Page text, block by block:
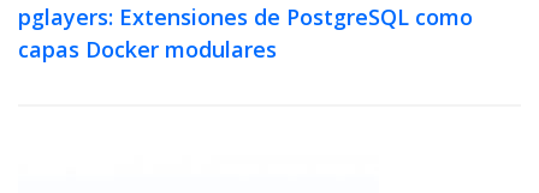
pglayers: Extensiones de PostgreSQL como
capas Docker modulares